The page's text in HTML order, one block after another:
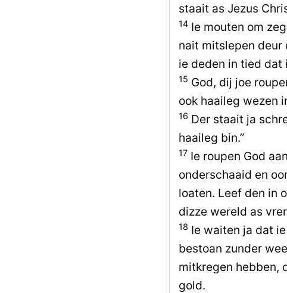
staait as Jezus
14 Ie mouten om
nait mitslepen deur
ie deden in tied dat
15 God, dij joe
ook haaileg wezen
16 Der staait ja
haaileg bin.”
17 Ie roupen God
onderschaaid en
loaten. Leef den in
dizze wereld as
18 Ie waiten ja dat
bestoan zunder
mitkregen hebben,
gold.